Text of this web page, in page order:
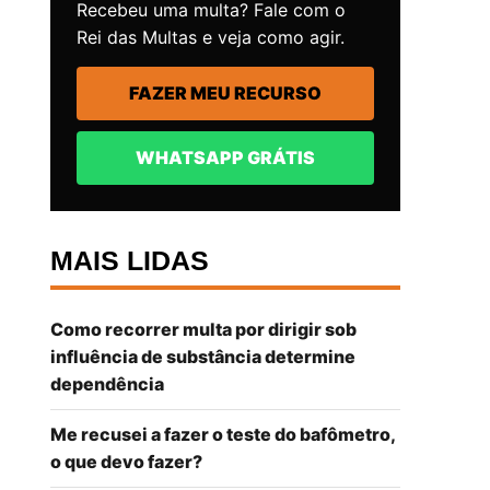
Recebeu uma multa? Fale com o
Rei das Multas e veja como agir.
FAZER MEU RECURSO
WHATSAPP GRÁTIS
MAIS LIDAS
Como recorrer multa por dirigir sob
influência de substância determine
dependência
Me recusei a fazer o teste do bafômetro,
o que devo fazer?